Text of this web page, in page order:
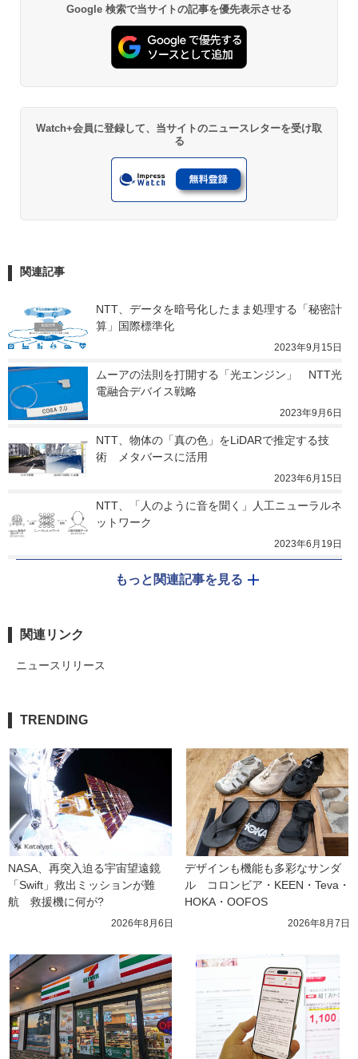
Google 検索で当サイトの記事を優先表示させる
Watch+会員に登録して、当サイトのニュースレターを受け取
る
関連記事
NTT、データを暗号化したまま処理する「秘密計
算」国際標準化
2023年9月15日
ムーアの法則を打開する「光エンジン」　NTT光
電融合デバイス戦略
2023年9月6日
NTT、物体の「真の色」をLiDARで推定する技
術　メタバースに活用
2023年6月15日
NTT、「人のように音を聞く」人工ニューラルネ
ットワーク
2023年6月19日
もっと関連記事を見る
関連リンク
ニュースリリース
TRENDING
NASA、再突入迫る宇宙望遠鏡
「Swift」救出ミッションが難
航　救援機に何が?
2026年8月6日
デザインも機能も多彩なサンダ
ル　コロンビア・KEEN・Teva・
HOKA・OOFOS
2026年8月7日